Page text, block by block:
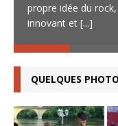
propre idée du
innovant et [...]
QUELQUES